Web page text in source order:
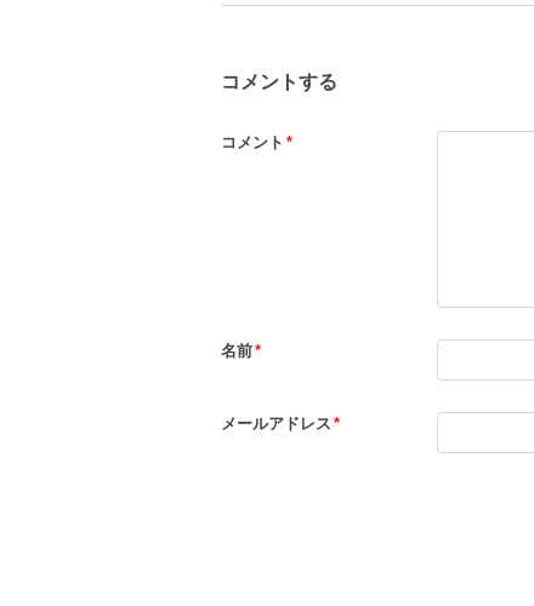
コメントする
コメント *
名前*
メールアドレス *